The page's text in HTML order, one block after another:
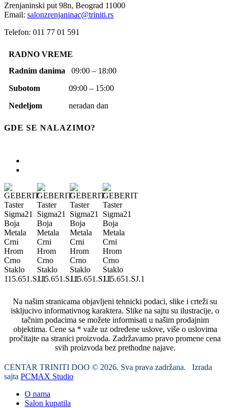
Zrenjaninski put 98n, Beograd 11000
Email: salonzrenjaninac@triniti.rs
Telefon: 011 77 01 591
RADNO VREME
Radnim danima 09:00 – 18:00
Subotom 09:00 – 15:00
Nedeljom neradan dan
GDE SE NALAZIMO?
Na našim stranicama objavljeni tehnicki podaci, slike i crteži su
iskljucivo informativnog karaktera. Slike na sajtu su ilustracije, o
tačnim podacima se možete informisati u našim prodajnim
objektima. Cene sa * važe uz određene uslove, više o uslovima
pročitajte na stranici proizvoda. Zadržavamo pravo promene cena
svih proizvoda bez prethodne najave.
CENTAR TRINITI DOO © 2026. Sva prava zadržana. Izrada
sajta PCMAX Studio
O nama
Salon kupatila